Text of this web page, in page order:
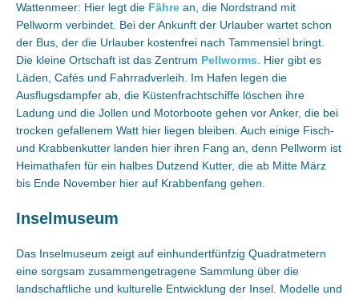
Wattenmeer: Hier legt die Fähre an, die Nordstrand mit
Pellworm verbindet. Bei der Ankunft der Urlauber wartet schon
der Bus, der die Urlauber kostenfrei nach Tammensiel bringt.
Die kleine Ortschaft ist das Zentrum Pellworms . Hier gibt es
Läden, Cafés und Fahrradverleih. Im Hafen legen die
Ausflugsdampfer ab, die Küstenfrachtschiffe löschen ihre
Ladung und die Jollen und Motorboote gehen vor Anker, die bei
trocken gefallenem Watt hier liegen bleiben. Auch einige Fisch-
und Krabbenkutter landen hier ihren Fang an, denn Pellworm ist
Heimathafen für ein halbes Dutzend Kutter, die ab Mitte März
bis Ende November hier auf Krabbenfang gehen.
Inselmuseum
Das Inselmuseum zeigt auf einhundertfünfzig Quadratmetern
eine sorgsam zusammengetragene Sammlung über die
landschaftliche und kulturelle Entwicklung der Insel. Modelle und